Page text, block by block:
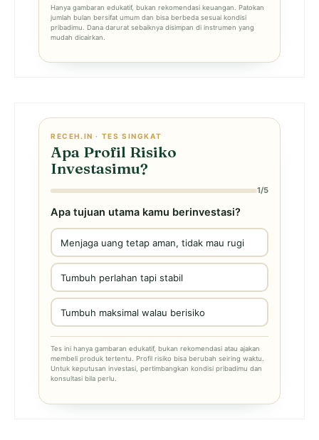
Hanya gambaran edukatif, bukan rekomendasi keuangan. Patokan
jumlah bulan bersifat umum dan bisa berbeda sesuai kondisi
pribadimu. Dana darurat sebaiknya disimpan di instrumen yang
mudah dicairkan.
RECEH.IN · TES SINGKAT
Apa Profil Risiko
Investasimu?
1/5
Apa tujuan utama kamu berinvestasi?
Menjaga uang tetap aman, tidak mau rugi
Tumbuh perlahan tapi stabil
Tumbuh maksimal walau berisiko
Tes ini hanya gambaran edukatif, bukan rekomendasi atau ajakan
membeli produk tertentu. Profil risiko bisa berubah seiring waktu.
Untuk keputusan investasi, pertimbangkan kondisi pribadimu dan
konsultasi bila perlu.